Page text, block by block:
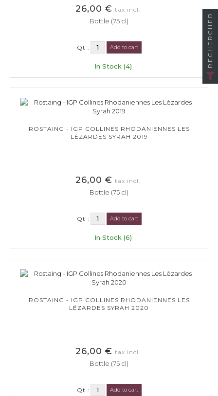
26,00 € tax incl.
Bottle (75 cl)
Qt : Add to cart
In Stock (4)
ROSTAING - IGP COLLINES RHODANIENNES LES
LÉZARDES SYRAH 2019
26,00 € tax incl.
Bottle (75 cl)
Qt : Add to cart
In Stock (6)
ROSTAING - IGP COLLINES RHODANIENNES LES
LÉZARDES SYRAH 2020
26,00 € tax incl.
Bottle (75 cl)
Qt : Add to cart
RECHERCHER